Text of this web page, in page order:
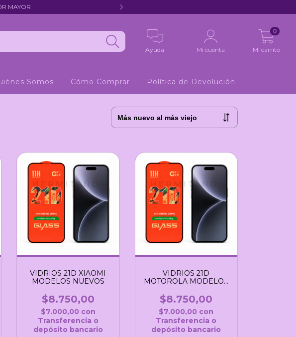
MAYOR
Ayuda Mi cuenta Mi carrito
0
Somos Cómo Comprar Política de Devolución
VIDRIOS 21D XIAOMI
MODELOS NUEVOS
$8.750,00
$7.000,00 con
Transferencia o
depósito bancario
VIDRIOS 21D
MOTOROLA MODELOS
$8.750,00
$7.000,00 con
Transferencia o
depósito bancario